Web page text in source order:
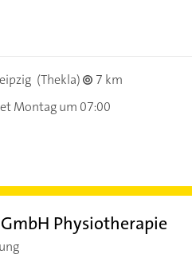
(Thekla)
7 km
Montag um 07:00
Physiotherapie